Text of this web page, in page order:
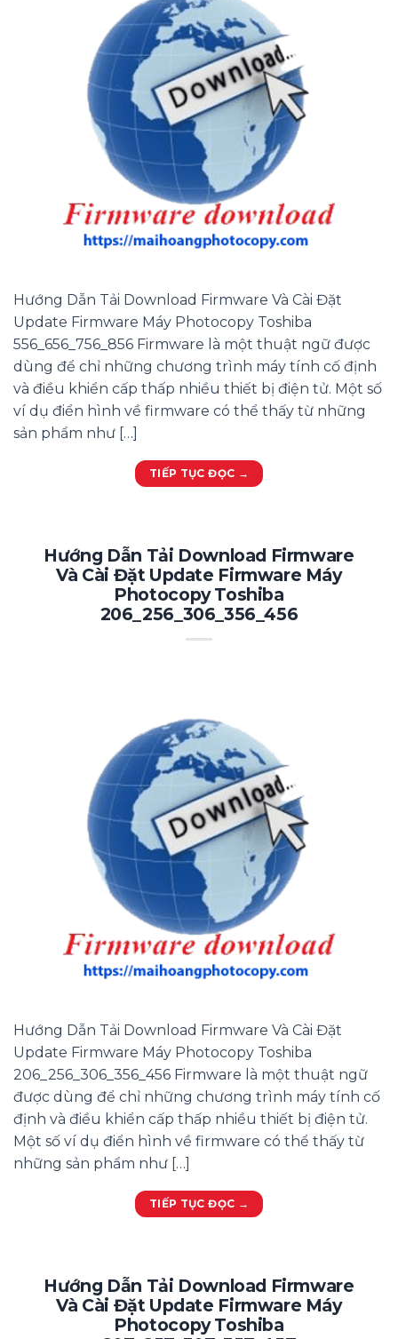
Hướng Dẫn Tải Download Firmware Và Cài Đặt
Update Firmware Máy Photocopy Toshiba
556_656_756_856 Firmware là một thuật ngữ được
dùng để chỉ những chương trình máy tính cố định
và điều khiển cấp thấp nhiều thiết bị điện tử. Một số
ví dụ điển hình về firmware có thể thấy từ những
sản phẩm như […]
TIẾP TỤC ĐỌC →
Hướng Dẫn Tải Download Firmware
Và Cài Đặt Update Firmware Máy
Photocopy Toshiba
206_256_306_356_456
Hướng Dẫn Tải Download Firmware Và Cài Đặt
Update Firmware Máy Photocopy Toshiba
206_256_306_356_456 Firmware là một thuật ngữ
được dùng để chỉ những chương trình máy tính cố
định và điều khiển cấp thấp nhiều thiết bị điện tử.
Một số ví dụ điển hình về firmware có thể thấy từ
những sản phẩm như […]
TIẾP TỤC ĐỌC →
Hướng Dẫn Tải Download Firmware
Và Cài Đặt Update Firmware Máy
Photocopy Toshiba